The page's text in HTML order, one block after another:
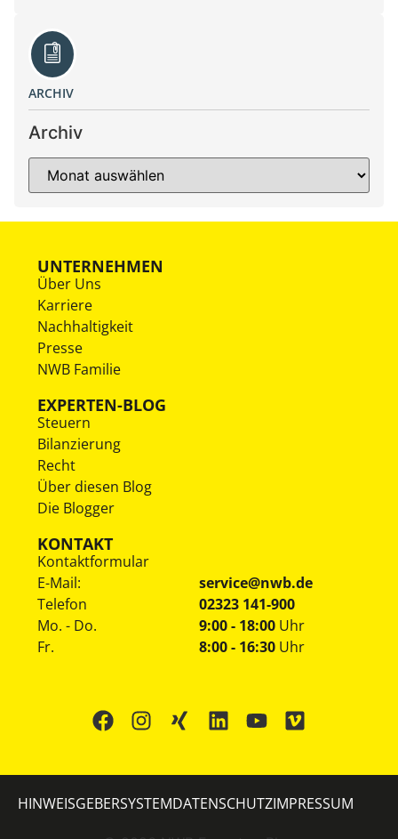
ARCHIV
Archiv
UNTERNEHMEN
Über Uns
Karriere
Nachhaltigkeit
Presse
NWB Familie
EXPERTEN-BLOG
Steuern
Bilanzierung
Recht
Über diesen Blog
Die Blogger
KONTAKT
Kontaktformular
E-Mail:
service@nwb.de
Telefon
02323 141-900
Mo. - Do.
Fr.
9:00 - 18:00 Uhr
8:00 - 16:30 Uhr
HINWEISGEBERSYSTEMDATENSCHUTZIMPRESSUM